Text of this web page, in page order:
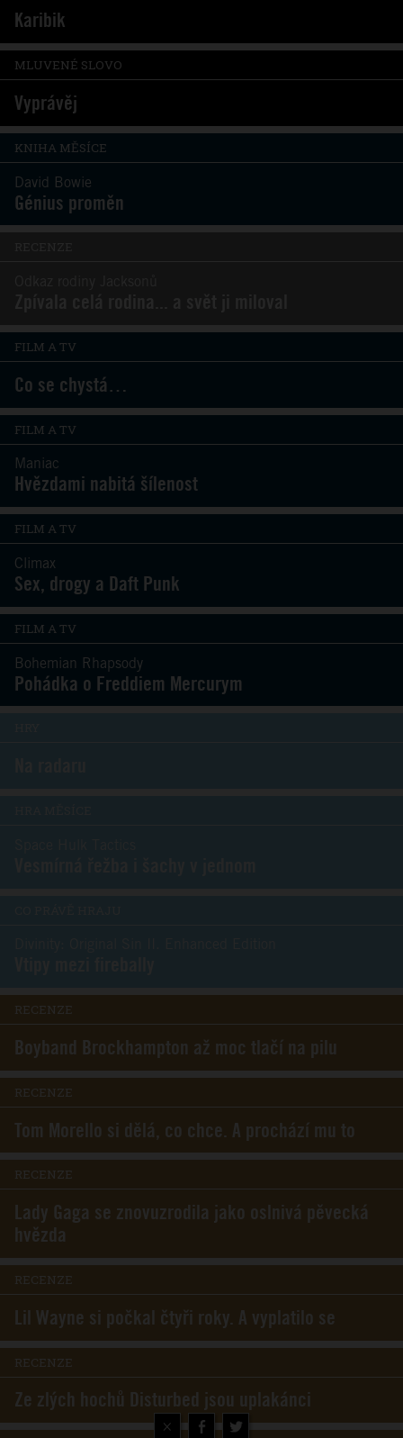
×
Karibik
MLUVENÉ SLOVO
Vyprávěj
KNIHA MĚSÍCE
David Bowie
Génius proměn
FILM A TV
Co se chystá…
FILM A TV
Maniac
Hvězdami nabitá šílenost
FILM A TV
Climax
Sex, drogy a Daft Punk
FILM A TV
Bohemian Rhapsody
Pohádka o Freddiem Mercurym
RECENZE
Boyband Brockhampton až moc tlačí na pilu
RECENZE
Tom Morello si dělá, co chce. A prochází mu to
RECENZE
Lady Gaga se znovuzrodila jako oslnivá pěvecká
hvězda
RECENZE
Lil Wayne si počkal čtyři roky. A vyplatilo se
RECENZE
Ze zlých hochů Disturbed jsou uplakánci